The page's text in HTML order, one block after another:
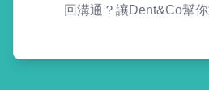
回溝通？讓Dent&Co幫你